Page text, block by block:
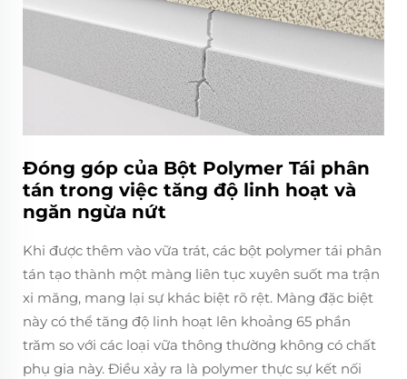
Đóng góp của Bột Polymer Tái phân
tán trong việc tăng độ linh hoạt và
ngăn ngừa nứt
Khi được thêm vào vữa trát, các bột polymer tái phân
tán tạo thành một màng liên tục xuyên suốt ma trận
xi măng, mang lại sự khác biệt rõ rệt. Màng đặc biệt
này có thể tăng độ linh hoạt lên khoảng 65 phần
trăm so với các loại vữa thông thường không có chất
phụ gia này. Điều xảy ra là polymer thực sự kết nối